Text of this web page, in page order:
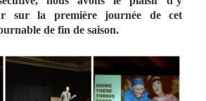
sur la première journée de cet
de fin de saison.